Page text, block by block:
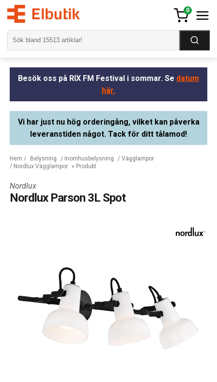
0
Besök oss på RIX FM Festival i sommar. Se datum
här.
Vi har just nu hög orderingång, vilket kan påverka
leveranstiden något. Tack för ditt tålamod!
Hem / Belysning / Inomhusbelysning / Vägglampor
/ Nordlux Vägglampor » Produkt
Nordlux
Nordlux Parson 3L Spot